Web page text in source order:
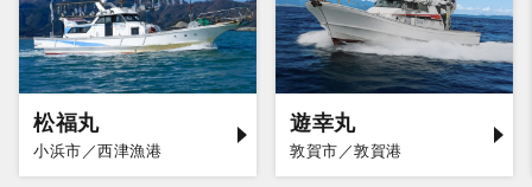
松福丸
小浜市／西津漁港
遊幸丸
敦賀市／敦賀港